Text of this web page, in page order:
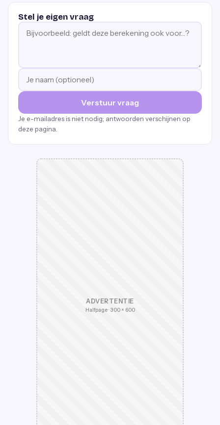
Stel je eigen vraag
Verstuur vraag
Je e-mailadres is niet nodig; antwoorden verschijnen op
deze pagina.
ADVERTENTIE
Halfpage · 300 × 600